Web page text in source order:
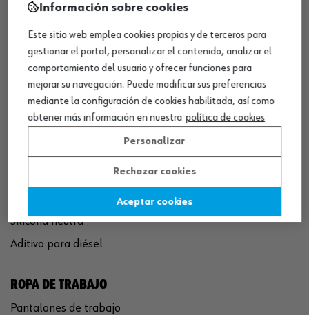
QUÍMICOS
Limpiador de frenos
Eliminador de óxido
Pegamento rápido
Polímero sellador MS
Pistola espuma poliuretano
Silicona neutra
Aditivo para diésel
ROPA DE TRABAJO
Pantalones de trabajo
Información sobre cookies
Este sitio web emplea cookies propias y de terceros para
gestionar el portal, personalizar el contenido, analizar el
comportamiento del usuario y ofrecer funciones para
mejorar su navegación. Puede modificar sus preferencias
mediante la configuración de cookies habilitada, así como
obtener más información en nuestra política de cookies
Personalizar
Rechazar cookies
Aceptar cookies